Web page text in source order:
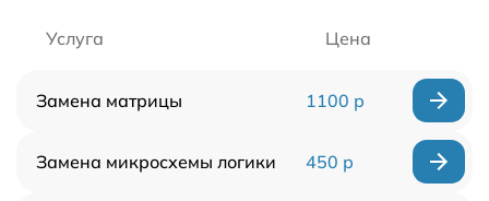
Услуга Цена
Замена матрицы 1100 р
Замена микросхемы логики 450 р